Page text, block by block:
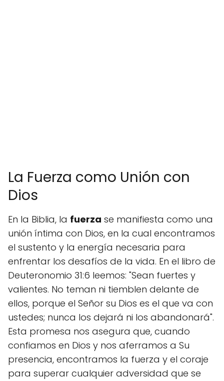
La Fuerza como Unión con
Dios
En la Biblia, la fuerza se manifiesta como una
unión íntima con Dios, en la cual encontramos
el sustento y la energía necesaria para
enfrentar los desafíos de la vida. En el libro de
Deuteronomio 31:6 leemos: "Sean fuertes y
valientes. No teman ni tiemblen delante de
ellos, porque el Señor su Dios es el que va con
ustedes; nunca los dejará ni los abandonará".
Esta promesa nos asegura que, cuando
confiamos en Dios y nos aferramos a Su
presencia, encontramos la fuerza y el coraje
para superar cualquier adversidad que se